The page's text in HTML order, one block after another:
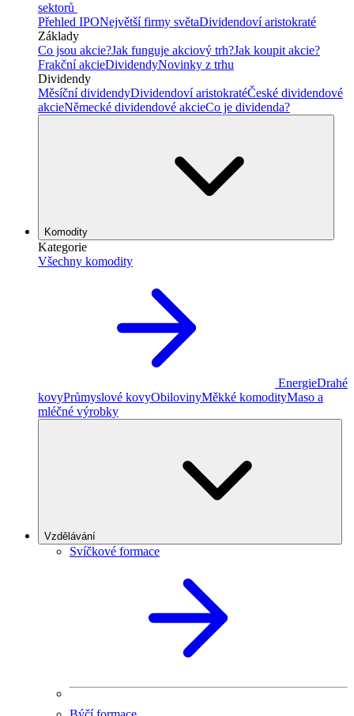
sektorů
Přehled IPONejvětší firmy světaDividendoví aristokraté
Základy
Co jsou akcie?Jak funguje akciový trh?Jak koupit akcie?
Frakční akcieDividendyNovinky z trhu
Dividendy
Měsíční dividendyDividendoví aristokratéČeské dividendové
akcieNěmecké dividendové akcieCo je dividenda?
Komodity
Kategorie
Všechny komodity
EnergieDrahé
kovyPrůmyslové kovyObilovinyMěkké komodityMaso a
mléčné výrobky
Vzdělávání
Svíčkové formace